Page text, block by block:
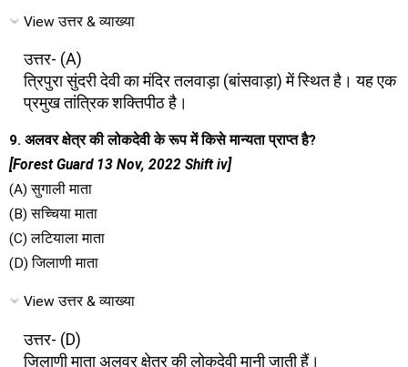
View उत्तर & व्याख्या
उत्तर- (A)
त्रिपुरा सुंदरी देवी का मंदिर तलवाड़ा (बांसवाड़ा) में स्थित है। यह एक
प्रमुख तांत्रिक शक्तिपीठ है।
9. अलवर क्षेत्र की लोकदेवी के रूप में किसे मान्यता प्राप्त है?
[Forest Guard 13 Nov, 2022 Shift iv]
(A) सुगाली माता
(B) सच्चिया माता
(C) लटियाला माता
(D) जिलाणी माता
View उत्तर & व्याख्या
उत्तर- (D)
जिलाणी माता अलवर क्षेत्र की लोकदेवी मानी जाती हैं।